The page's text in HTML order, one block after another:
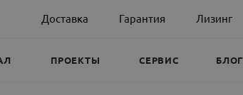
Доставка Гарантия Лизинг
ПРОЕКТЫ СЕРВИС БЛОГ